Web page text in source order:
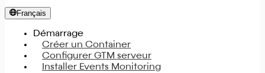
Français
Démarrage
Créer un Container
Configurer GTM serveur
Installer Events Monitoring